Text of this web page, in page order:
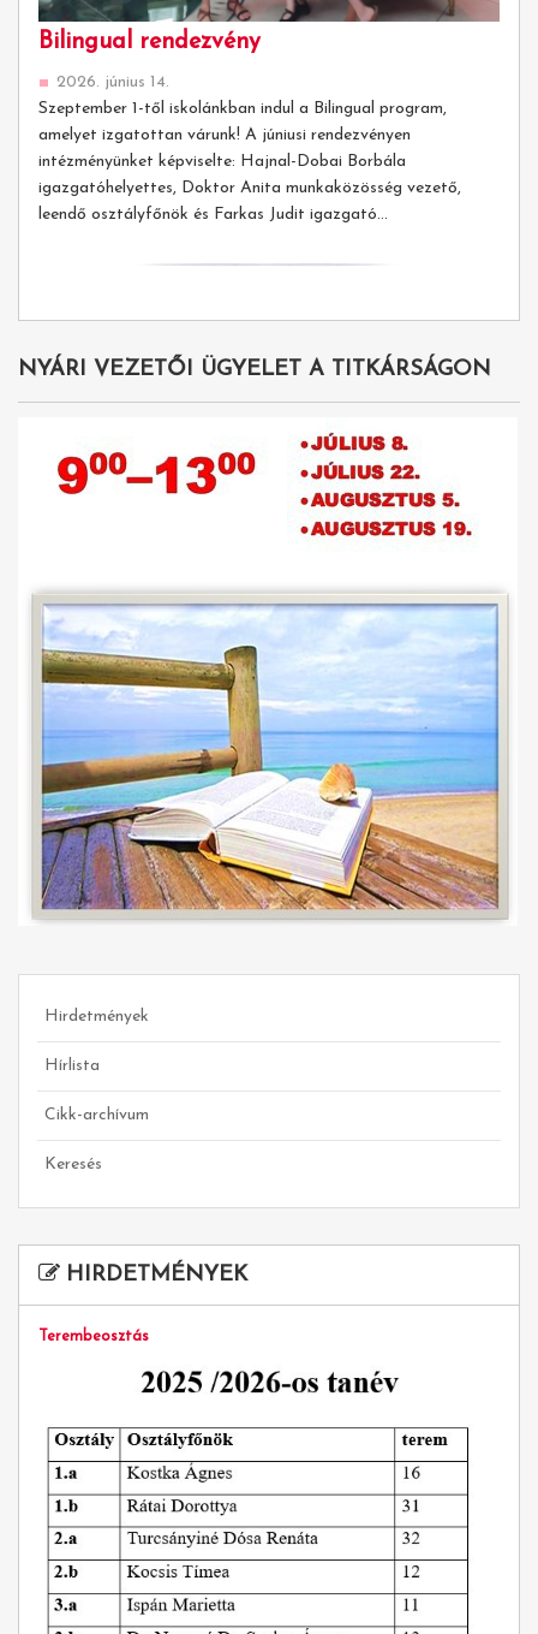
Bilingual rendezvény
2026. június 14.
Szeptember 1-től iskolánkban indul a Bilingual program,
amelyet izgatottan várunk! A júniusi rendezvényen
intézményünket képviselte: Hajnal-Dobai Borbála
igazgatóhelyettes, Doktor Anita munkaközösség vezető,
leendő osztályfőnök és Farkas Judit igazgató...
NYÁRI VEZETŐI ÜGYELET A TITKÁRSÁGON
Hirdetmények
Hírlista
Cikk-archívum
Keresés
HIRDETMÉNYEK
Terembeosztás